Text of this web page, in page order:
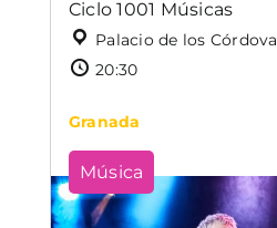
Ciclo 1001 Músicas
Palacio de los Córdova
20:30
Granada
Música